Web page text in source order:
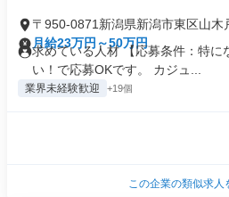
〒950-0871新潟県新潟市東区山木
月給23万円～50万円
求めている人材 【応募条件：特に
い！で応募OKです。 カジュ...
業界未経験歓迎 +19個
この企業の類似求人